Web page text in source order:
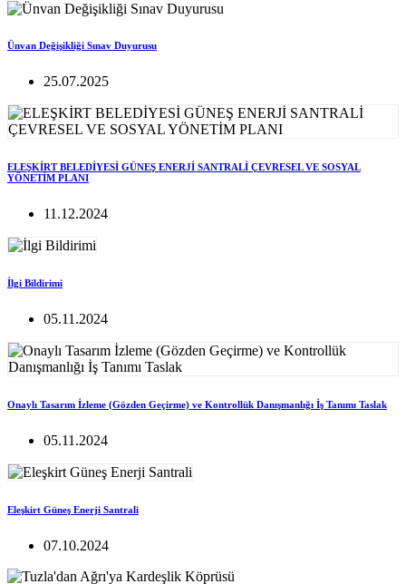
Ünvan Değişikliği Sınav Duyurusu
25.07.2025
ELEŞKİRT BELEDİYESİ GÜNEŞ ENERJİ SANTRALİ ÇEVRESEL VE SOSYAL
YÖNETİM PLANI
11.12.2024
İlgi Bildirimi
05.11.2024
Onaylı Tasarım İzleme (Gözden Geçirme) ve Kontrollük Danışmanlığı İş Tanımı Taslak
05.11.2024
Eleşkirt Güneş Enerji Santrali
07.10.2024